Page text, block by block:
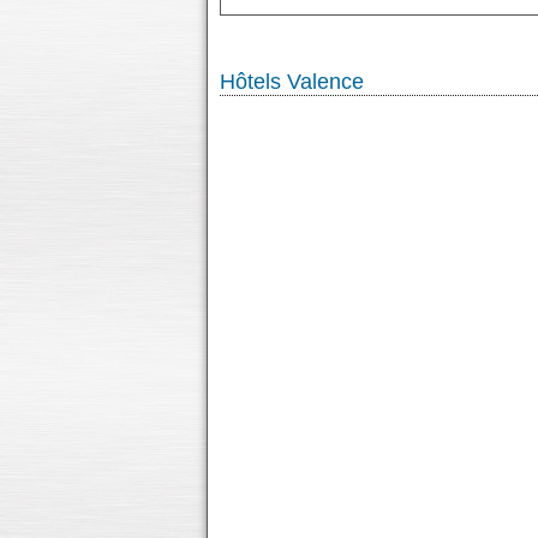
Hôtels Valence